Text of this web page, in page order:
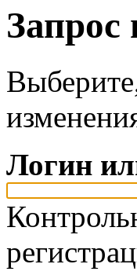
Запрос
Логин